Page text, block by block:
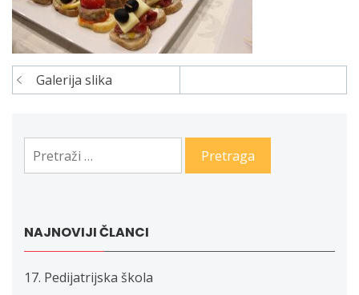
Navigacija
Galerija slika
Pretraga:
NAJNOVIJI ČLANCI
17. Pedijatrijska škola